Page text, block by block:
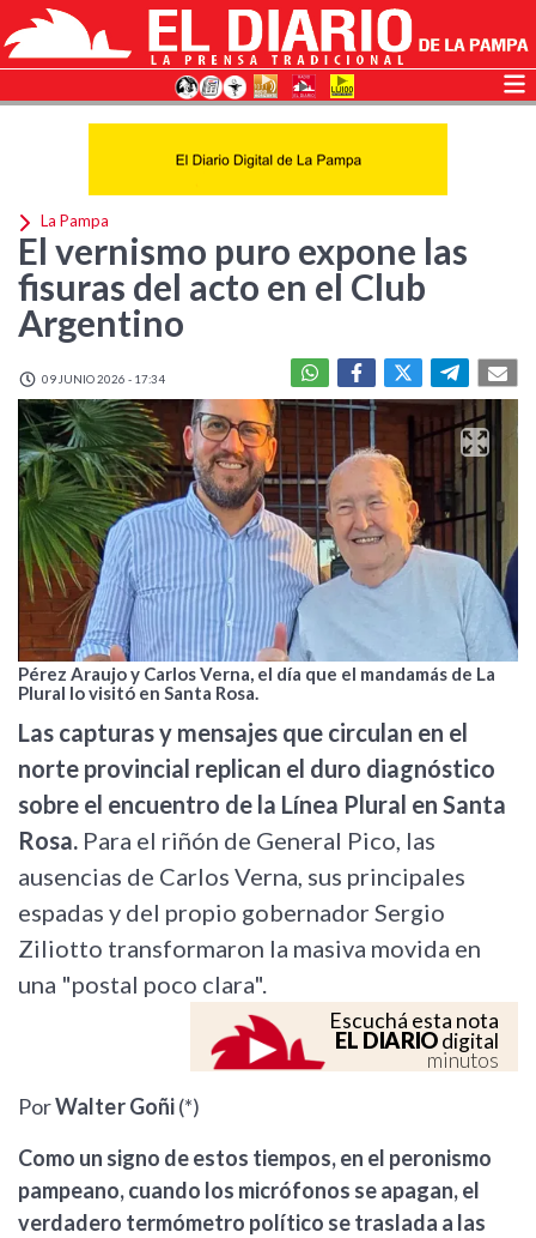
La Pampa
El vernismo puro expone las
fisuras del acto en el Club
Argentino
09 JUNIO 2026 - 17:34
Pérez Araujo y Carlos Verna, el día que el mandamás de La
Plural lo visitó en Santa Rosa.
Las capturas y mensajes que circulan en el
norte provincial replican el duro diagnóstico
sobre el encuentro de la Línea Plural en Santa
Rosa. Para el riñón de General Pico, las
ausencias de Carlos Verna, sus principales
espadas y del propio gobernador Sergio
Ziliotto transformaron la masiva movida en
una "postal poco clara".
Escuchá esta nota
EL DIARIOdigital
minutos
PorWalter Goñi(*)
Como un signo de estos tiempos, en el peronismo
pampeano, cuando los micrófonos se apagan, el
verdadero termómetro político se traslada a las